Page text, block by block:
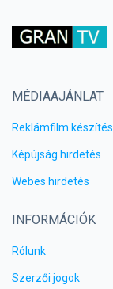
MÉDIAAJÁNLAT
Reklámfilm készítés
Képújság hirdetés
Webes hirdetés
INFORMÁCIÓK
Rólunk
Szerzői jogok